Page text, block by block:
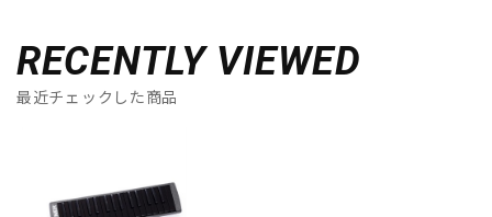
RECENTLY VIEWED
最近チェックした商品